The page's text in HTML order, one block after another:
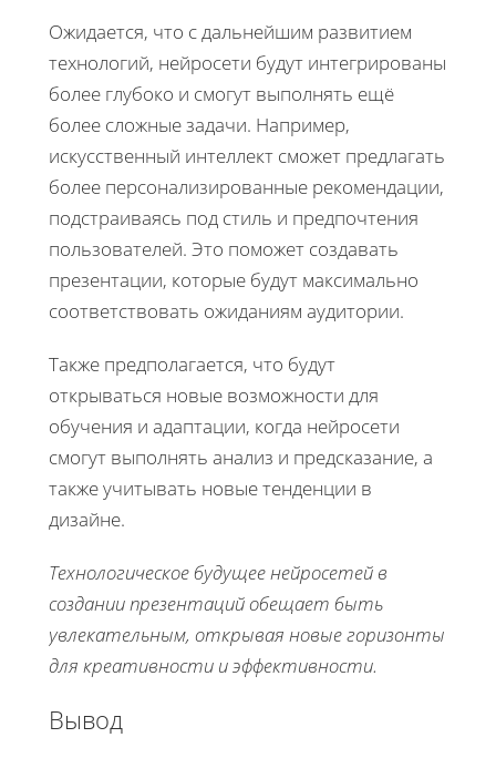
Ожидается, что с дальнейшим развитием
технологий, нейросети будут интегрированы
более глубоко и смогут выполнять ещё
более сложные задачи. Например,
искусственный интеллект сможет предлагать
более персонализированные рекомендации,
подстраиваясь под стиль и предпочтения
пользователей. Это поможет создавать
презентации, которые будут максимально
соответствовать ожиданиям аудитории.
Также предполагается, что будут
открываться новые возможности для
обучения и адаптации, когда нейросети
смогут выполнять анализ и предсказание, а
также учитывать новые тенденции в
дизайне.
Технологическое будущее нейросетей в
создании презентаций обещает быть
увлекательным, открывая новые горизонты
для креативности и эффективности.
Вывод